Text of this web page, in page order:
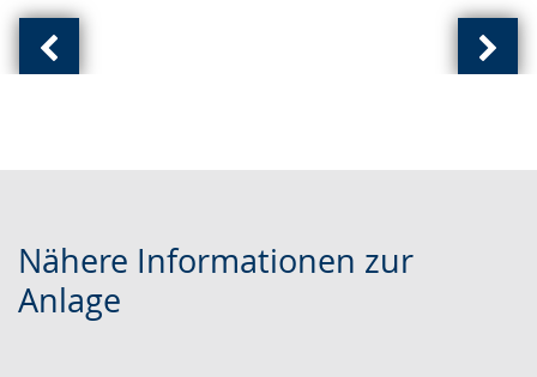
Vorherige
von
von
Nähere Informationen zur
Anlage